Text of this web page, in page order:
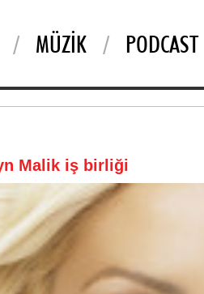
MÜZIK PODCAST
Malik iş birliği